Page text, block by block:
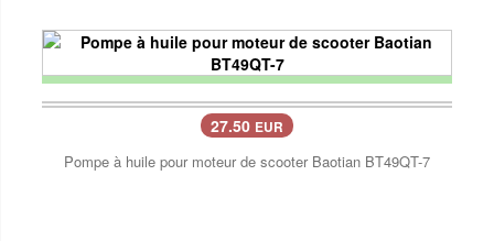
27.50 EUR
Pompe à huile pour moteur de scooter Baotian BT49QT-7